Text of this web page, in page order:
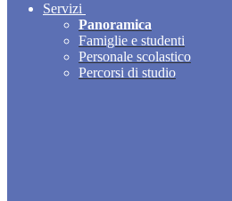
Servizi
Panoramica
Famiglie e studenti
Personale scolastico
Percorsi di studio